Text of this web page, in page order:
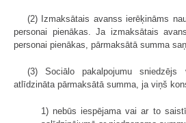
(2) Izmaksātais avanss ierēķināms
personai pienākas. Ja izmaksātais
personai pienākas, pārmaksātā summa
(3) Sociālo pakalpojumu
atlīdzināta pārmaksātā summa, ja viņš
1) nebūs iespējama vai ar to